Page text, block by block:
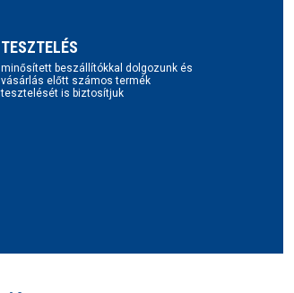
TESZTELÉS
minősített beszállítókkal dolgozunk és
vásárlás előtt számos termék
tesztelését is biztosítjuk